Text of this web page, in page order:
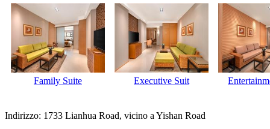
Family Suite Executive Suit
Indirizzo: 1733 Lianhua Road, vicino a Yishan Road